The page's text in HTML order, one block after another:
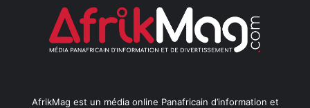
AfrikMag est un média online Panafricain d’information et